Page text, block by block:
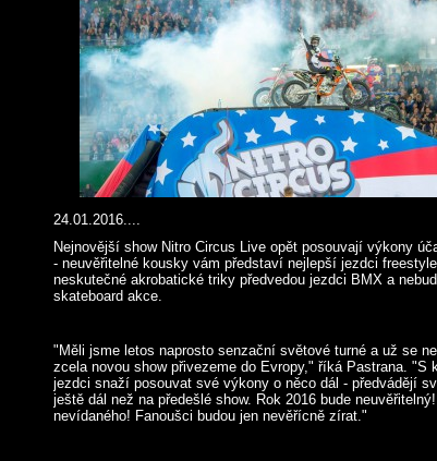
24.01.2016....
Nejnovější show Nitro Circus Live opět posouvají výkony
- neuvěřitelné kousky vám představí nejlepší jezdci
neskutečné akrobatické triky předvedou jezdci BMX a
skateboard akce.
"Měli jsme letos naprosto senzační světové turné a už se
zcela novou show přivezeme do Evropy," říká Pastrana. "S
jezdci snaží posouvat své výkony o něco dál - předvádějí
ještě dál než na předešlé show. Rok 2016 bude
nevídaného! Fanoušci budou jen nevěřícně zírat."